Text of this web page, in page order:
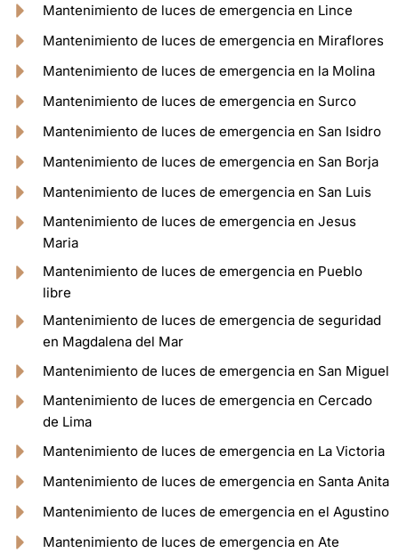
Mantenimiento de luces de emergencia en Lince
Mantenimiento de luces de emergencia en Miraflores
Mantenimiento de luces de emergencia en la Molina
Mantenimiento de luces de emergencia en Surco
Mantenimiento de luces de emergencia en San Isidro
Mantenimiento de luces de emergencia en San Borja
Mantenimiento de luces de emergencia en San Luis
Mantenimiento de luces de emergencia en Jesus
Maria
Mantenimiento de luces de emergencia en Pueblo
libre
Mantenimiento de luces de emergencia de seguridad
en Magdalena del Mar
Mantenimiento de luces de emergencia en San Miguel
Mantenimiento de luces de emergencia en Cercado
de Lima
Mantenimiento de luces de emergencia en La Victoria
Mantenimiento de luces de emergencia en Santa Anita
Mantenimiento de luces de emergencia en el Agustino
Mantenimiento de luces de emergencia en Ate